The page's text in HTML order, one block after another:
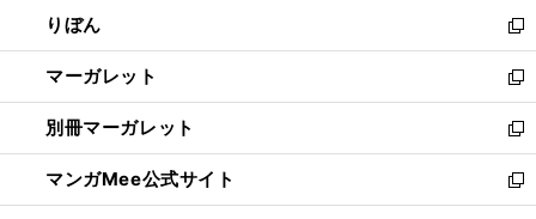
く
で
開
く
ド
ウ
で
開
く
ィ
ン
ド
ウ
で
開
く
りぼん
新
し
い
ウ
ィ
ン
ド
ウ
マーガレット
新
し
い
ウ
ィ
ン
別冊マーガレット
新
し
い
ウ
マンガMee公式サイト
新
し